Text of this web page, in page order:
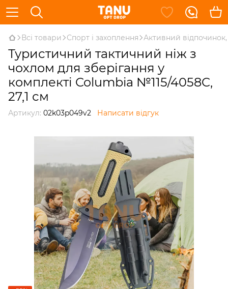
Всі товари Спорт і захоплення Активний відпочинок,
Туристичний тактичний ніж з
чохлом для зберігання у
комплекті Columbia №115/4058C,
27,1 см
Артикул: 02k03p049v2 Написати відгук